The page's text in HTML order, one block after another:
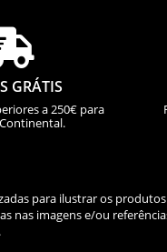
GRÁTIS
a 250€ para
para ilustrar os
nas imagens e/ou